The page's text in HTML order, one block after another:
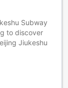
Subway
to discover
Jiukeshu
Tongzhou
International